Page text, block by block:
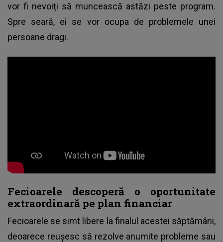
vor fi nevoiți să muncească astăzi peste program.
Spre seară, ei se vor ocupa de problemele unei
persoane dragi.
Fecioarele descoperă o oportunitate
extraordinară pe plan financiar
Fecioarele se simt libere la finalul acestei săptămâni,
deoarece reușesc să rezolve anumite probleme sau